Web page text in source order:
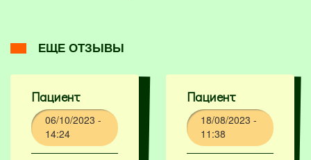
ЕЩЕ ОТЗЫВЫ
Пациент
06/10/2023 -
14:24
Пациент
18/08/2023 -
11:38